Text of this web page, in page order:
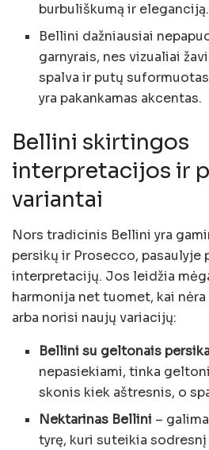
burbuliškumą ir eleganciją.
Bellini dažniausiai
garnyrais, nes vizualiai
spalva ir putų
yra pakankamas akcentas.
Bellini skirtingos
interpretacijos ir
variantai
Nors tradicinis Bellini yra
persikų ir Prosecco, pasaulyje
interpretacijų. Jos leidžia
harmonija net tuomet, kai
arba norisi naujų variacijų:
Bellini su geltonais
nepasiekiami, tinka
skonis kiek aštresnis, o
Nektarinas Bellini –
tyrę, kuri suteikia sodresnį